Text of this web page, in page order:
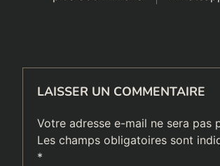
LAISSER UN COMMENTAIRE
Votre adresse e-mail ne sera pas
Les champs obligatoires sont
*